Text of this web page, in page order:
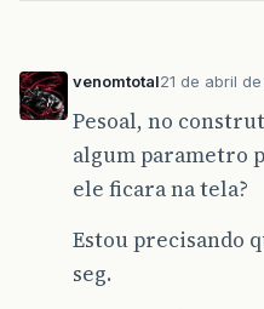
venomtotal21 de abril
Pesoal, no
algum parametro
ele ficara na tela?
Estou precisando
seg.